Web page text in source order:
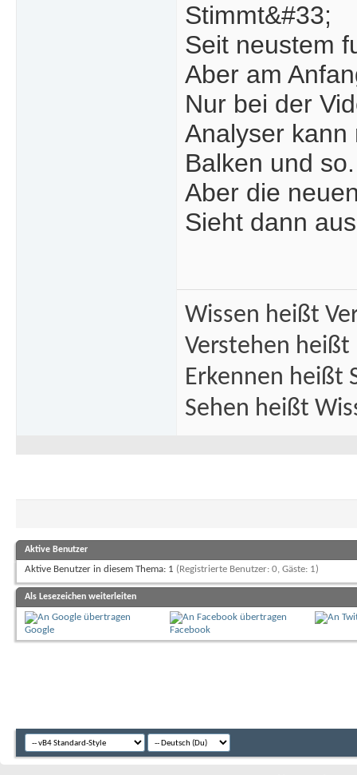
Stimmt&#33;
Seit neustem
Aber am
Nur bei der
Analyser kann
Balken und so.
Aber die
Sieht dann
Wissen heißt
Verstehen heißt
Erkennen heißt
Sehen heißt
Aktive Benutzer
Aktive Benutzer in diesem Thema: 1 (Registrierte Benutzer: 0, Gäste: 1)
Als Lesezeichen weiterleiten
Google Facebook